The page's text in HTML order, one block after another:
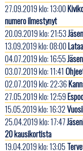
27.09.2019 klo: 13:00
numero ilmestynyt
20.09.2019 klo: 21:53
13.09.2019 klo: 08:00
04.07.2019 klo: 16:55
03.07.2019 klo: 11:41
02.07.2019 klo: 22:36
27.05.2019 klo: 12:59
15.05.2019 klo: 16:32
25.04.2019 klo: 17:47
20 kausikortista
19.04.2019 klo: 13:05